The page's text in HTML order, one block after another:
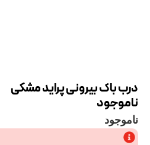
درب باک بیرونی پراید مشکی
ناموجود
ناموجود